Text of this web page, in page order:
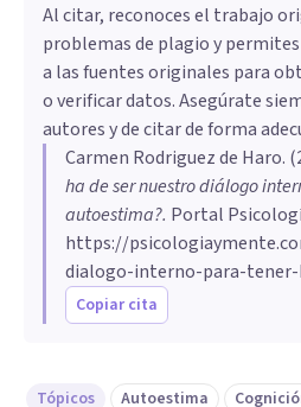
Al citar, reconoces el trabajo
problemas de plagio y
a las fuentes originales para
o verificar datos. Asegúrate
autores y de citar de forma
Carmen Rodriguez de Haro. (
ha de ser nuestro diálogo
autoestima?. Portal
https://
dialogo-interno-para-
Copiar cita
Tópicos Autoestima